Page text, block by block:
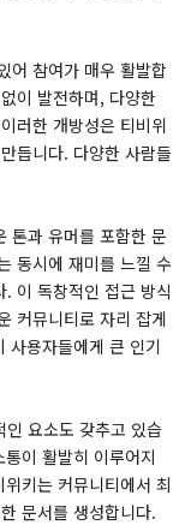
어 참여가 매우 활발합
이 발전하며, 다양한
러한 개방성은 티비위
듭니다. 다양한 사람들
톤과 유머를 포함한 문
동시에 재미를 느낄 수
이 독창적인 접근 방식
커뮤니티로 자리 잡게
사용자들에게 큰 인기
인 요소도 갖추고 있습
이 활발히 이루어지
키는 커뮤니티에서 최
문서를 생성합니다.